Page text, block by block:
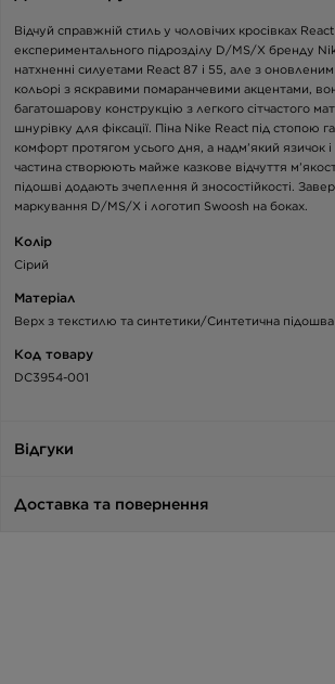
Відчуй справжній стиль у чоловічих кросівках
експериментального підрозділу D/MS/X бренду
натхненні силуетами React 87 і 55, але з
кольорі з яскравими помаранчевими акцентами,
багатошарову конструкцію з легкого сітчастого
шнурівку для фіксації. Піна Nike React під стопою
комфорт протягом усього дня, а надм’який язичок і
частина створюють майже казкове відчуття
підошві додають зчеплення й зносостійкості.
маркування D/MS/X і логотип Swoosh на боках.
Колір
Сірий
Матеріал
Верх з текстилю та синтетики/Синтетична підошва
Код товару
DC3954-001
Відгуки
Доставка та повернення